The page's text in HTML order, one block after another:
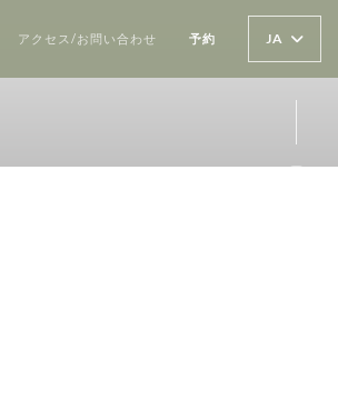
((新しいウィンドウで開きます))
アクセス/お問い合わせ 予約 JA